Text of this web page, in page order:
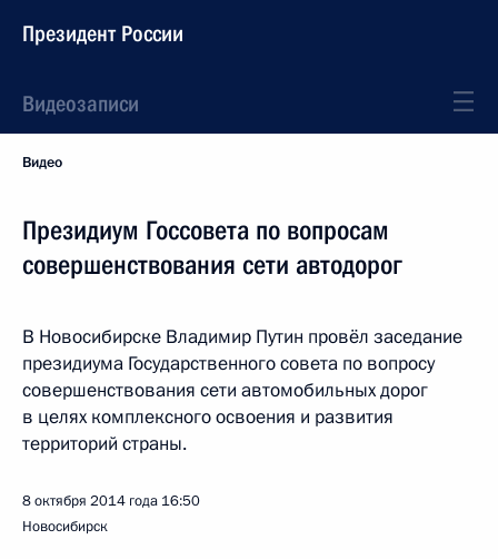
Президент России
Видеозаписи
Видео
Президиум Госсовета по вопросам
совершенствования сети автодорог
В Новосибирске Владимир Путин провёл заседание
президиума Государственного совета по вопросу
совершенствования сети автомобильных дорог
в целях комплексного освоения и развития
территорий страны.
8 октября 2014 года 16:50
Новосибирск